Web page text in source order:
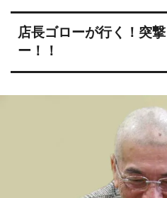
店長ゴローが行く！突
ー！！